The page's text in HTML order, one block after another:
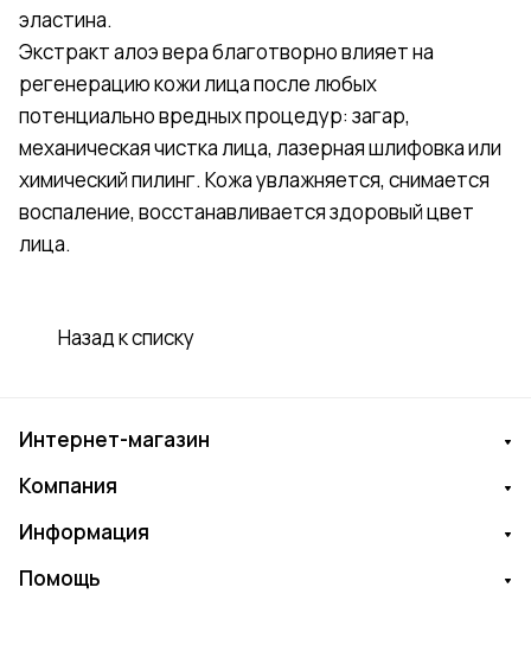
эластина.
Экстракт алоэ вера благотворно влияет на
регенерацию кожи лица после любых
потенциально вредных процедур: загар,
механическая чистка лица, лазерная шлифовка или
химический пилинг. Кожа увлажняется, снимается
воспаление, восстанавливается здоровый цвет
лица.
Назад к списку
Интернет-магазин
Компания
Информация
Помощь